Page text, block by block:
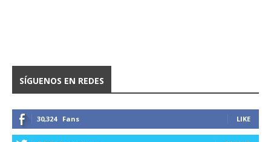
SÍGUENOS EN REDES
30,324 Fans LIKE